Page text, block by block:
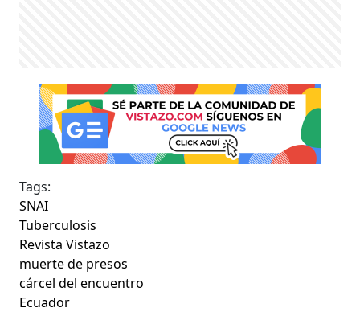
Tags:
SNAI
Tuberculosis
Revista Vistazo
muerte de presos
cárcel del encuentro
Ecuador